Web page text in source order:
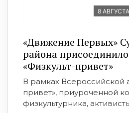
8
«Движение Первых»
района
«Физкульт-привет»
В рамках Всероссийской
привет», приуроченной
физкультурника,